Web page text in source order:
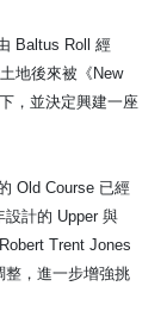
Baltus Roll 經
地後來被《New
，並決定興建一座
Old Course 已經
計的 Upper 與
Trent Jones
整，進一步增強挑